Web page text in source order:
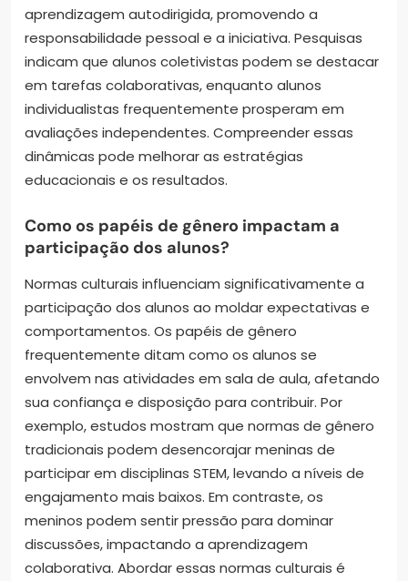
aprendizagem autodirigida, promovendo a
responsabilidade pessoal e a iniciativa. Pesquisas
indicam que alunos coletivistas podem se destacar
em tarefas colaborativas, enquanto alunos
individualistas frequentemente prosperam em
avaliações independentes. Compreender essas
dinâmicas pode melhorar as estratégias
educacionais e os resultados.
Como os papéis de gênero impactam a
participação dos alunos?
Normas culturais influenciam significativamente a
participação dos alunos ao moldar expectativas e
comportamentos. Os papéis de gênero
frequentemente ditam como os alunos se
envolvem nas atividades em sala de aula, afetando
sua confiança e disposição para contribuir. Por
exemplo, estudos mostram que normas de gênero
tradicionais podem desencorajar meninas de
participar em disciplinas STEM, levando a níveis de
engajamento mais baixos. Em contraste, os
meninos podem sentir pressão para dominar
discussões, impactando a aprendizagem
colaborativa. Abordar essas normas culturais é